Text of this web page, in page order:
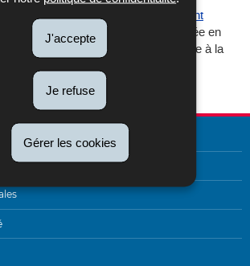
J'accepte
Je refuse
Gérer les cookies
loi du 18 décembre 2015 concernant
se fait sous une forme abrégée en
«loi du 18 décembre 2015 relative à la
de déclaration (NCD)».
30/12/2016